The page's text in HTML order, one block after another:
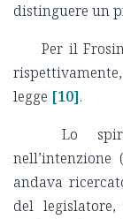
distinguere un
Per il
legge [10].
Lo
nell’intenzione
andava
del